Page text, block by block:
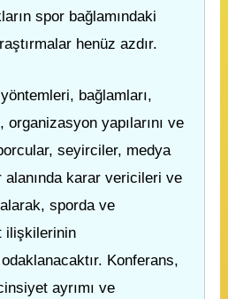
spor bağlamındaki
henüz azdır.
bağlamları,
yapılarını ve
seyirciler, medya
karar vericileri ve
sporda ve
ilişkilerinin
odaklanacaktır. Konferans,
ayrımı ve